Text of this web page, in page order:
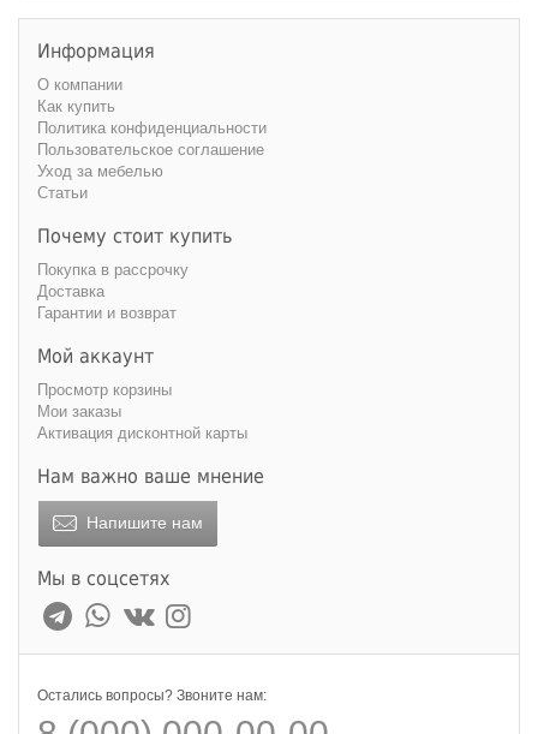
Информация
О компании
Как купить
Политика конфиденциальности
Пользовательское соглашение
Уход за мебелью
Статьи
Почему стоит купить
Покупка в рассрочку
Доставка
Гарантии и возврат
Мой аккаунт
Просмотр корзины
Мои заказы
Активация дисконтной карты
Нам важно ваше мнение
Напишите нам
Мы в соцсетях
Остались вопросы? Звоните нам: